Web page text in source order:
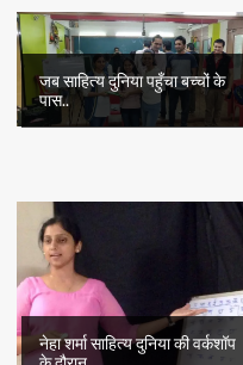
जब साहित्य दुनिया पहुँचा बच्चों के
पास..
नेहा शर्मा साहित्य दुनिया की वर्कशॉप